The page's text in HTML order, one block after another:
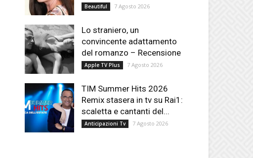
Beautiful 7 Agosto 2026
Lo straniero, un
convincente adattamento
del romanzo – Recensione
Apple TV Plus 7 Agosto 2026
TIM Summer Hits 2026
Remix stasera in tv su Rai1:
scaletta e cantanti del...
Anticipazioni Tv 7 Agosto 2026